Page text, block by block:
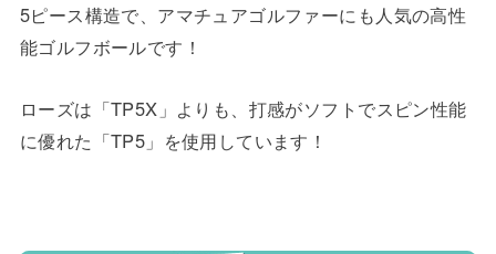
5ピース構造で、アマチュアゴルファーにも人気の高性
能ゴルフボールです！
ローズは「TP5X」よりも、打感がソフトでスピン性能
に優れた「TP5」を使用しています！